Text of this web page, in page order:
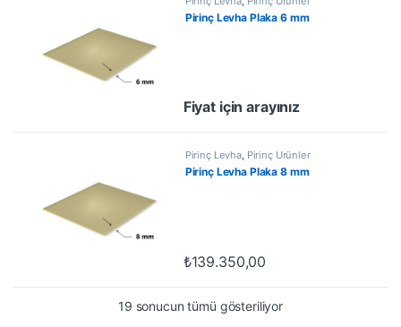
Pirinç Levha Plaka 6 mm
Fiyat için arayınız
Pirinç Levha, Pirinç Ürünler
Pirinç Levha Plaka 8 mm
₺139.350,00
19 sonucun tümü gösteriliyor